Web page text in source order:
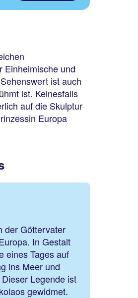
Einheimische und
ist auch
ist. Keinesfalls
auf die Skulptur
Europa
der Göttervater
In Gestalt
eines Tages auf
ins Meer und
Legende ist
gewidmet.